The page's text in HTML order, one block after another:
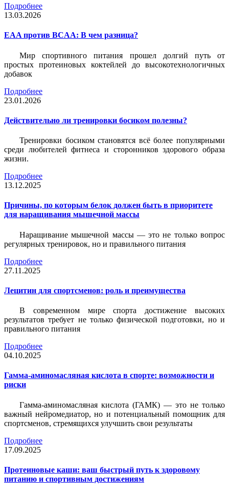
Подробнее
13.03.2026
EAA против BCAA: В чем разница?
Мир спортивного питания прошел долгий путь от
простых протеиновых коктейлей до высокотехнологичных
добавок
Подробнее
23.01.2026
Действительно ли тренировки босиком полезны?
Тренировки босиком становятся всё более популярными
среди любителей фитнеса и сторонников здорового образа
жизни.
Подробнее
13.12.2025
Причины, по которым белок должен быть в приоритете
для наращивания мышечной массы
Наращивание мышечной массы — это не только вопрос
регулярных тренировок, но и правильного питания
Подробнее
27.11.2025
Лецитин для спортсменов: роль и преимущества
В современном мире спорта достижение высоких
результатов требует не только физической подготовки, но и
правильного питания
Подробнее
04.10.2025
Гамма-аминомасляная кислота в спорте: возможности и
риски
Гамма-аминомасляная кислота (ГАМК) — это не только
важный нейромедиатор, но и потенциальный помощник для
спортсменов, стремящихся улучшить свои результаты
Подробнее
17.09.2025
Протеиновые каши: ваш быстрый путь к здоровому
питанию и спортивным достижениям